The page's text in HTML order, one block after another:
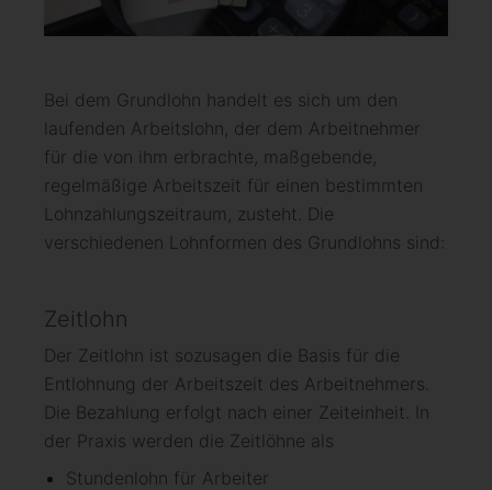
Bei dem Grundlohn handelt es sich um den
laufenden Arbeitslohn, der dem Arbeitnehmer
für die von ihm erbrachte, maßgebende,
regelmäßige Arbeitszeit für einen bestimmten
Lohnzahlungszeitraum, zusteht. Die
verschiedenen Lohnformen des Grundlohns sind:
Zeitlohn
Der Zeitlohn ist sozusagen die Basis für die
Entlohnung der Arbeitszeit des Arbeitnehmers.
Die Bezahlung erfolgt nach einer Zeiteinheit. In
der Praxis werden die Zeitlöhne als
Stundenlohn für Arbeiter